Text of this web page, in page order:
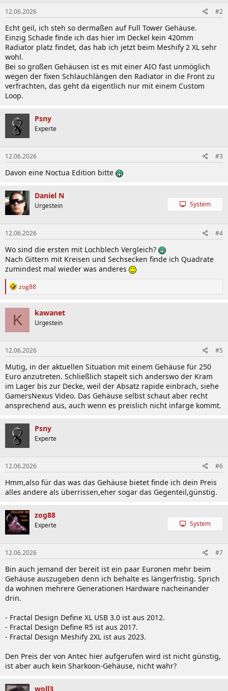
12.06.2026 #2
Echt geil, ich steh so dermaßen auf Full Tower Gehäuse.
Einzig Schade finde ich das hier im Deckel kein 420mm
Radiator platz findet, das hab ich jetzt beim Meshify 2 XL sehr
wohl.
Bei so großen Gehäusen ist es mit einer AIO fast unmöglich
wegen der fixen Schlauchlängen den Radiator in die Front zu
verfrachten, das geht da eigentlich nur mit einem Custom
Loop.
Psny
Experte
12.06.2026 #3
Davon eine Noctua Edition bitte
Daniel N
Urgestein System
12.06.2026 #4
Wo sind die ersten mit Lochblech Vergleich?
Nach Gittern mit Kreisen und Sechsecken finde ich Quadrate
zumindest mal wieder was anderes
R
k
t
i
o
n
e
n
:
zog88
K kawanet
Urgestein
12.06.2026 #5
Mutig, in der aktuellen Situation mit einem Gehäuse für 250
Euro anzutreten. Schließlich stapelt sich anderswo der Kram
im Lager bis zur Decke, weil der Absatz rapide einbrach, siehe
GamersNexus Video. Das Gehäuse selbst schaut aber recht
ansprechend aus, auch wenn es preislich nicht infarge kommt.
Psny
Experte
12.06.2026 #6
Hmm,also für das was das Gehäuse bietet finde ich dein Preis
alles andere als überrissen,eher sogar das Gegenteil,günstig.
zog88
Experte System
12.06.2026 #7
Bin auch jemand der bereit ist ein paar Euronen mehr beim
Gehäuse auszugeben denn ich behalte es längerfristig. Sprich
da wohnen mehrere Generationen Hardware nacheinander
drin.
- Fractal Design Define XL USB 3.0 ist aus 2012.
- Fractal Design Define R5 ist aus 2017.
- Fractal Design Meshify 2XL ist aus 2023.
Den Preis der von Antec hier aufgerufen wird ist nicht günstig,
ist aber auch kein Sharkoon-Gehäuse, nicht wahr?
woll3